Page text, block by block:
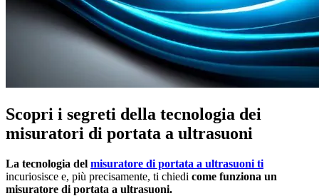
Scopri i segreti della tecnologia dei
misuratori di portata a ultrasuoni
La tecnologia del misuratore di portata a ultrasuoni ti
incuriosisce e, più precisamente, ti chiedi come funziona un
misuratore di portata a ultrasuoni.